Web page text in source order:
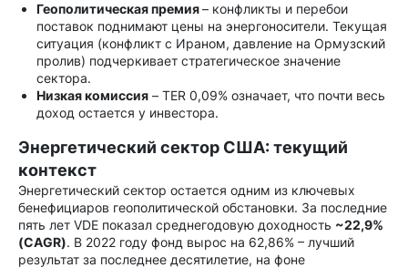
Геополитическая премия– конфликты и перебои
поставок поднимают цены на энергоносители. Текущая
ситуация (конфликт с Ираном, давление на Ормузский
пролив) подчеркивает стратегическое значение
сектора.
Низкая комиссия – TER 0,09% означает, что почти весь
доход остается у инвестора.
Энергетический сектор США: текущий
контекст
Энергетический сектор остается одним из ключевых
бенефициаров геополитической обстановки. За последние
пять лет VDE показал среднегодовую доходность ~22,9%
(CAGR). В 2022 году фонд вырос на 62,86% – лучший
результат за последнее десятилетие, на фоне